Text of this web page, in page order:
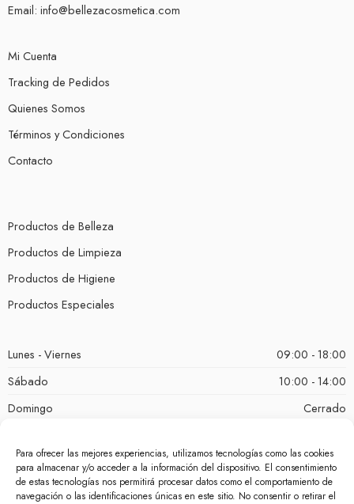
Para ofrecer las mejores experiencias, utilizamos tecnologías como las cookies
para almacenar y/o acceder a la información del dispositivo. El consentimiento
de estas tecnologías nos permitirá procesar datos como el comportamiento de
navegación o las identificaciones únicas en este sitio. No consentir o retirar el
Email: info@bellezacosmetica.com
Mi Cuenta
Tracking de Pedidos
Quienes Somos
Términos y Condiciones
Contacto
Productos de Belleza
Productos de Limpieza
Productos de Higiene
Productos Especiales
Lunes - Viernes
09:00 - 18:00
Sábado
10:00 - 14:00
Domingo
Cerrado